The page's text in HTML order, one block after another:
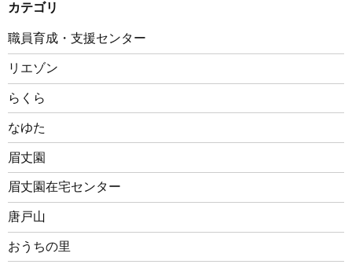
カテゴリ
職員育成・支援センター
リエゾン
らくら
なゆた
眉丈園
眉丈園在宅センター
唐戸山
おうちの里